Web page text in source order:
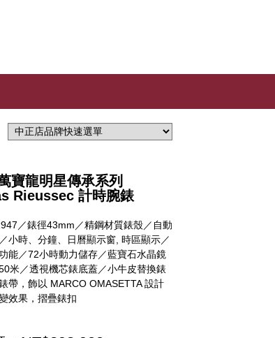
寶龍明星傳承系列
Rieussec 計時腕錶
／錶徑43mm／精鋼材質錶殼／自動
小時、分鐘、日曆顯示窗, 時區顯示／
能／72小時動力儲存／藍寶石水晶鏡
米／透視機芯錶底蓋／小牛皮替換錶
帶，飾以 MARCO OMASETTA 設計
效果，摺疊錶扣